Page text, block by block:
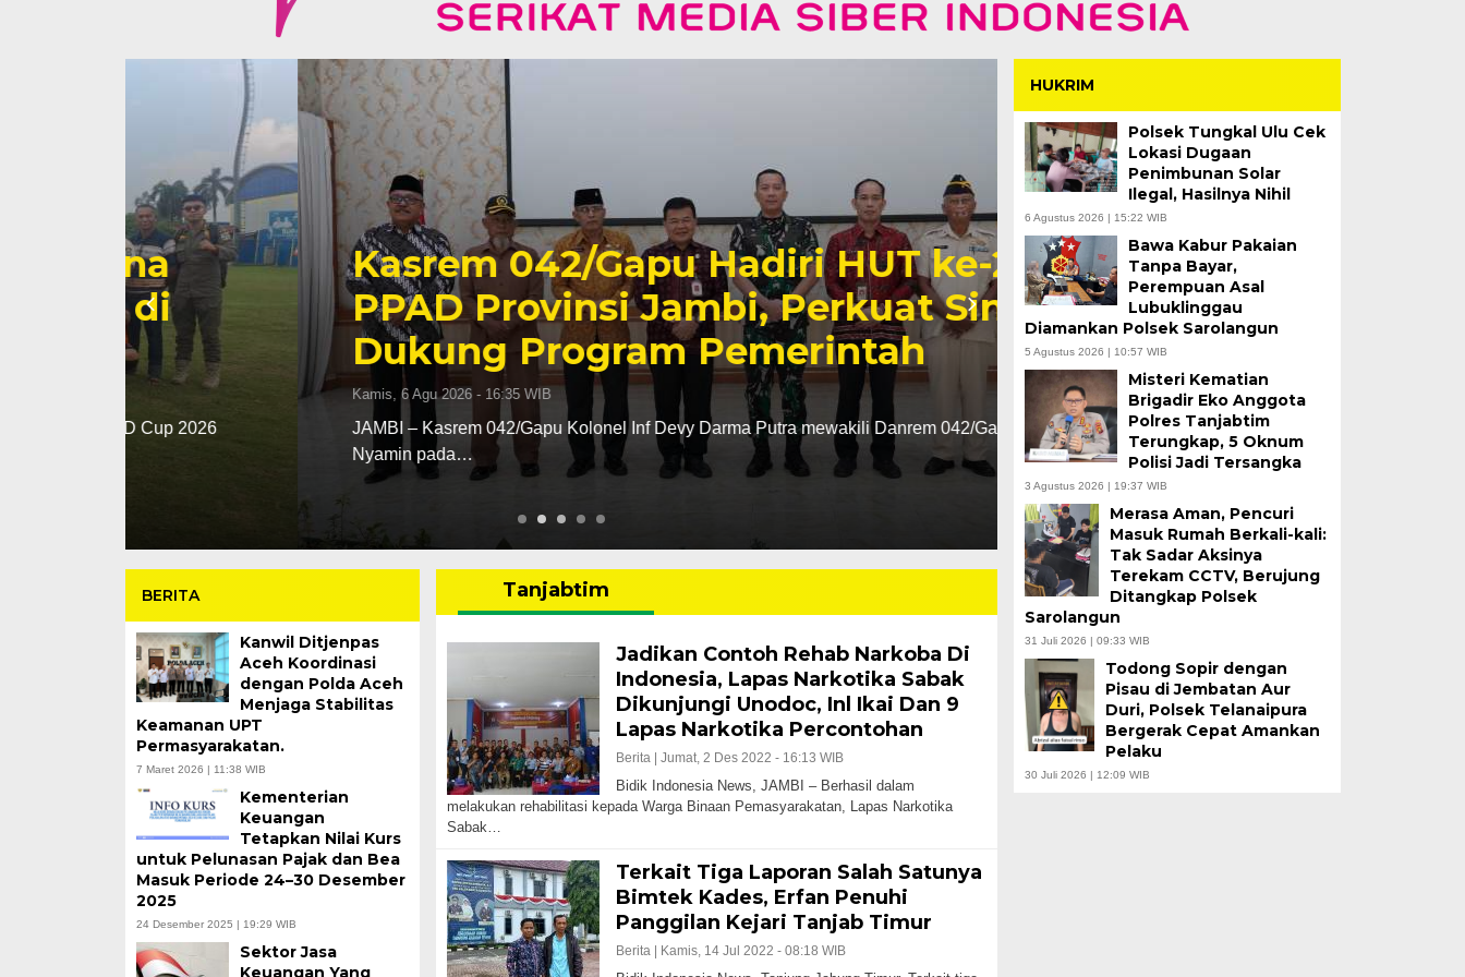
Kasrem 042/Gapu Hadiri HUT ke-23
PPAD Provinsi Jambi, Perkuat Sinergi
Dukung Program Pemerintah
Kamis, 6 Agu 2026 - 16:35 WIB
JAMBI – Kasrem 042/Gapu Kolonel Inf Devy Darma Putra mewakili Danrem 042/Gapu Brigjen TNI
3 Hari Pencarian,
Tahun Terseret Arus
Tantan Ditemukan
Kamis, 6 Agu 2026 - 15:33 WIB
MERANGIN – Tim SAR Gabungan berhasil
terseret arus di Sungai…
BERITA
Kanwil Ditjenpas
Aceh Koordinasi
dengan Polda Aceh
Menjaga Stabilitas
Keamanan UPT
Permasyarakatan.
7 Maret 2026 | 11:38 WIB
Kementerian
Keuangan
Tetapkan Nilai Kurs
untuk Pelunasan Pajak dan Bea
Masuk Periode 24–30 Desember
2025
24 Desember 2025 | 19:29 WIB
Sektor Jasa
Keuangan Yang
Tanjabtim
Jadikan Contoh Rehab Narkoba Di
Indonesia, Lapas Narkotika Sabak
Dikunjungi Unodoc, Inl Ikai Dan 9
Lapas Narkotika Percontohan
Berita | Jumat, 2 Des 2022 - 16:13 WIB
Bidik Indonesia News, JAMBI – Berhasil dalam
melakukan rehabilitasi kepada Warga Binaan Pemasyarakatan, Lapas Narkotika
Sabak…
Terkait Tiga Laporan Salah Satunya
Bimtek Kades, Erfan Penuhi
Panggilan Kejari Tanjab Timur
Berita | Kamis, 14 Jul 2022 - 08:18 WIB
HUKRIM
Polsek Tungkal Ulu Cek
Lokasi Dugaan
Penimbunan Solar
Ilegal, Hasilnya Nihil
6 Agustus 2026 | 15:22 WIB
Bawa Kabur Pakaian
Tanpa Bayar,
Perempuan Asal
Lubuklinggau
Diamankan Polsek Sarolangun
5 Agustus 2026 | 10:57 WIB
Misteri Kematian
Brigadir Eko Anggota
Polres Tanjabtim
Terungkap, 5 Oknum
Polisi Jadi Tersangka
3 Agustus 2026 | 19:37 WIB
Merasa Aman, Pencuri
Masuk Rumah Berkali-kali:
Tak Sadar Aksinya
Terekam CCTV, Berujung
Ditangkap Polsek
Sarolangun
31 Juli 2026 | 09:33 WIB
Todong Sopir dengan
Pisau di Jembatan Aur
Duri, Polsek Telanaipura
Bergerak Cepat Amankan
Pelaku
30 Juli 2026 | 12:09 WIB